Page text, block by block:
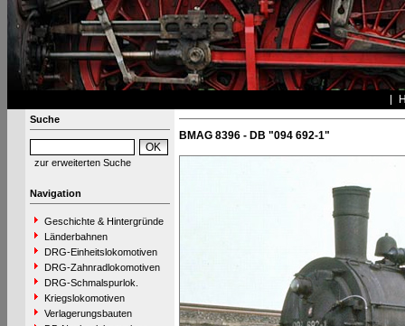
Suche
zur erweiterten Suche
Navigation
Geschichte & Hintergründe
Länderbahnen
DRG-Einheitslokomotiven
DRG-Zahnradlokomotiven
DRG-Schmalspurlok.
Kriegslokomotiven
Verlagerungsbauten
BMAG 8396 - DB "094 692-1"